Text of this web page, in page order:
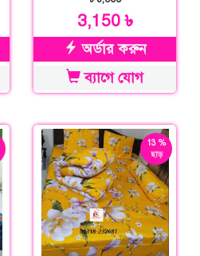
3,150 ৳
অর্ডার করুন
ব্যাগে যোগ
13 %
ছাড়